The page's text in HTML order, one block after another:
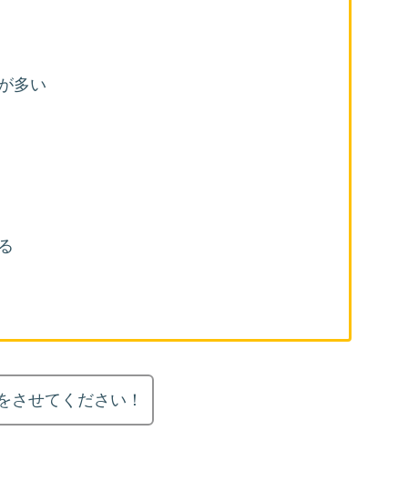
多い
させてください！